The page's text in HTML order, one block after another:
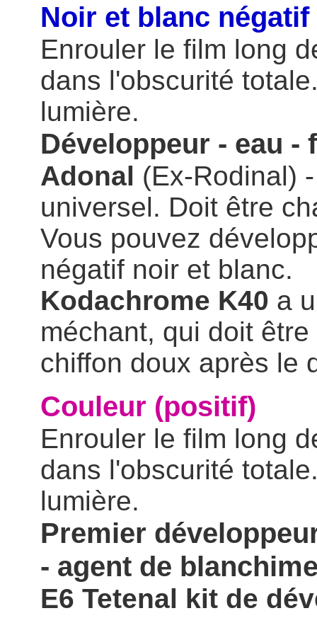
Noir et blanc négatif
Enrouler le film long
dans l'obscurité
lumière.
Développeur - eau -
Adonal (Ex-Rodinal)
universel. Doit être
Vous pouvez
négatif noir et blanc.
Kodachrome K40 a
méchant, qui doit
chiffon doux après le
Couleur (positif)
Enrouler le film long
dans l'obscurité
lumière.
Premier
- agent de
E6 Tetenal kit de